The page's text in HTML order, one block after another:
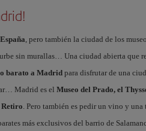
, pero también la ciudad de los
sin murallas… Una ciudad abierta que
barato a Madridpara disfrutar de una
Madrid es el Museo del Prado, el
Retiro. Pero también es pedir un vino y una
más exclusivos del barrio de